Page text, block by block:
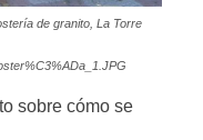
de granito, La Torre
sobre cómo se